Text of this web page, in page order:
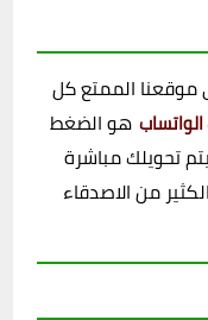
موقعنا الممتع كل
هو الضغط
تحويلك مباشرة
من الاصدقاء